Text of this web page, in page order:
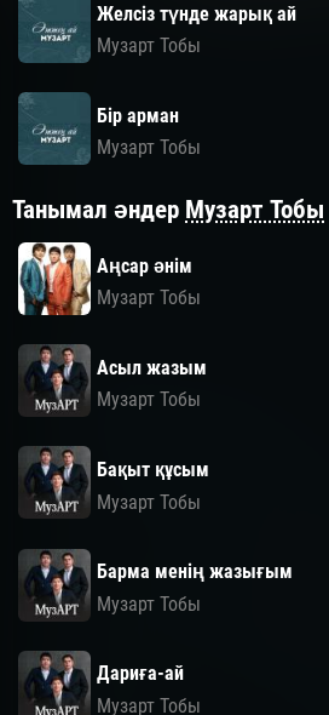
Желсіз түнде жарық ай
Музарт Тобы
Бір арман
Музарт Тобы
Танымал әндер Музарт Тобы
Аңсар әнім
Музарт Тобы
Асыл жазым
Музарт Тобы
Бақыт құсым
Музарт Тобы
Барма менің жазығым
Музарт Тобы
Дариға-ай
Музарт Тобы